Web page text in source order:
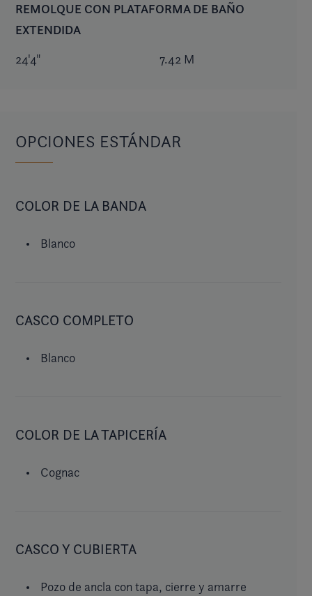
REMOLQUE CON PLATAFORMA DE BAÑO
EXTENDIDA
24'4" 7.42 M
OPCIONES ESTÁNDAR
COLOR DE LA BANDA
Blanco
CASCO COMPLETO
Blanco
COLOR DE LA TAPICERÍA
Cognac
CASCO Y CUBIERTA
Pozo de ancla con tapa, cierre y amarre